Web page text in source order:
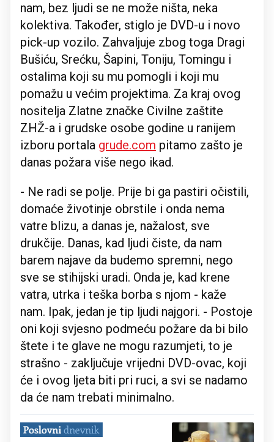
nam, bez ljudi se ne može ništa, neka
kolektiva. Također, stiglo je DVD-u i novo
pick-up vozilo. Zahvaljuje zbog toga Dragi
Bušiću, Srećku, Šapini, Toniju, Tomingu i
ostalima koji su mu pomogli i koji mu
pomažu u većim projektima. Za kraj ovog
nositelja Zlatne značke Civilne zaštite
ZHŽ-a i grudske osobe godine u ranijem
izboru portala grude.com pitamo zašto je
danas požara više nego ikad.
- Ne radi se polje. Prije bi ga pastiri očistili,
domaće životinje obrstile i onda nema
vatre blizu, a danas je, nažalost, sve
drukčije. Danas, kad ljudi čiste, da nam
barem najave da budemo spremni, nego
sve se stihijski uradi. Onda je, kad krene
vatra, utrka i teška borba s njom - kaže
nam. Ipak, jedan je tip ljudi najgori. - Postoje
oni koji svjesno podmeću požare da bi bilo
štete i te glave ne mogu razumjeti, to je
strašno - zaključuje vrijedni DVD-ovac, koji
će i ovog ljeta biti pri ruci, a svi se nadamo
da će nam trebati minimalno.